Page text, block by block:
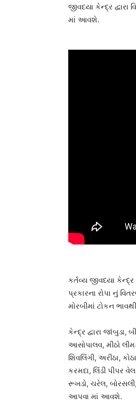
જીવદયા કેન્દ્ર
માં આવશે.
કર્તવ્ય જીવદયા
પ્રકારના રોપા નું
મોરબીમાં ટોકન
કેન્દ્ર દ્વારા
આસોપાલવ, મીઠો
શિવલિંગી, અરીઠા,
કરમદા, લિંડી પીપર
રૂખડો, ચરેલ,
આપવા માં આવશે.